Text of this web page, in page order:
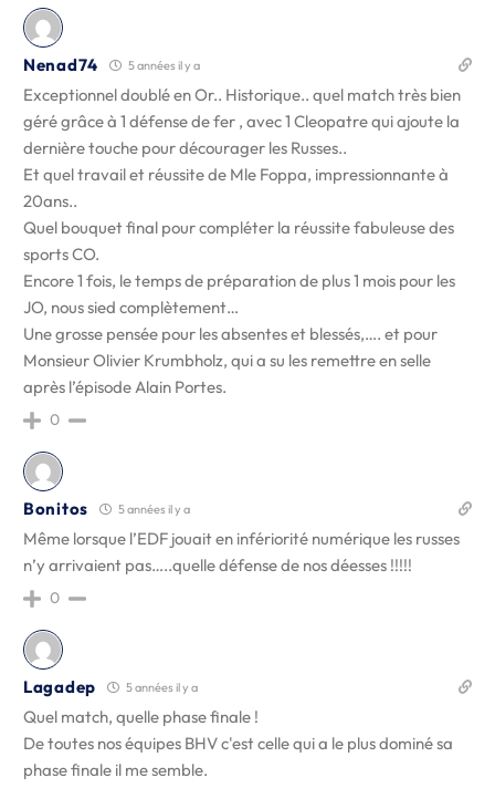
Nenad74 5 années il y a
Exceptionnel doublé en Or.. Historique.. quel match très bien
géré grâce à 1 défense de fer , avec 1 Cleopatre qui ajoute la
dernière touche pour décourager les Russes..
Et quel travail et réussite de Mle Foppa, impressionnante à
20ans..
Quel bouquet final pour compléter la réussite fabuleuse des
sports CO.
Encore 1 fois, le temps de préparation de plus 1 mois pour les
JO, nous sied complètement…
Une grosse pensée pour les absentes et blessés,…. et pour
Monsieur Olivier Krumbholz, qui a su les remettre en selle
après l’épisode Alain Portes.
0
Bonitos 5 années il y a
Même lorsque l’EDF jouait en infériorité numérique les russes
n’y arrivaient pas…..quelle défense de nos déesses !!!!!
0
Lagadep 5 années il y a
Quel match, quelle phase finale !
De toutes nos équipes BHV c'est celle qui a le plus dominé sa
phase finale il me semble.